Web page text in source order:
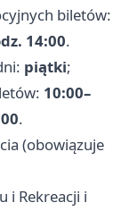
biletów:
14:00.
piątki;
10:00–
.
(obowiązuje
i Rekreacji i